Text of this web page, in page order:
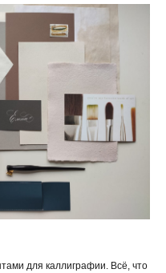
для каллиграфии. Всё, что